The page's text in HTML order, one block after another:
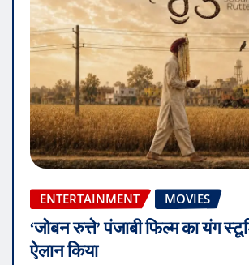
ENTERTAINMENT MOVIES
‘जोबन रुत्ते’ पंजाबी फिल्म का यंग
ऐलान किया